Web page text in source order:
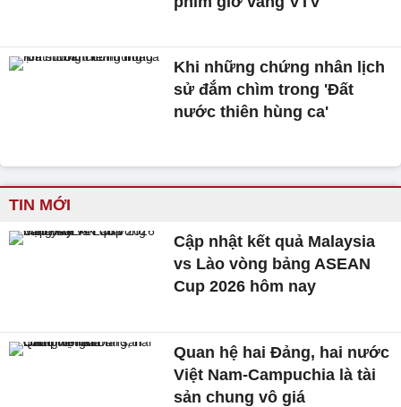
Khi những chứng nhân lịch
sử đắm chìm trong 'Đất
nước thiên hùng ca'
TIN MỚI
Cập nhật kết quả Malaysia
vs Lào vòng bảng ASEAN
Cup 2026 hôm nay
Quan hệ hai Đảng, hai nước
Việt Nam-Campuchia là tài
sản chung vô giá ​